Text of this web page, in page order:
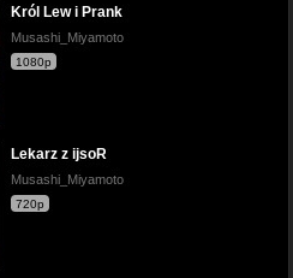
Król Lew i Prank
Musashi_Miyamoto
1080p
Lekarz z ijsoR
Musashi_Miyamoto
720p